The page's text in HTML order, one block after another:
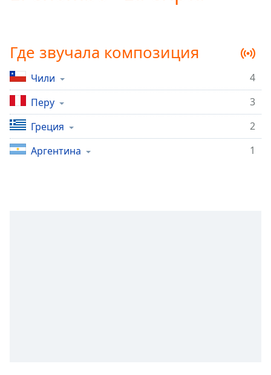
Skip
Forward
Mute
Current
Time0:00
Duration-:-
Loaded:
0.00%
Где звучала композиция
Чили
4
Перу
3
Греция
2
Аргентина
1